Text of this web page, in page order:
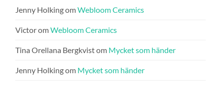
Jenny HolkingomWebloom Ceramics
VictoromWebloom Ceramics
Tina Orellana Bergkvistom Mycket som händer
Jenny Holkingom Mycket som händer